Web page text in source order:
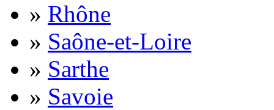
» Rhône
» Saône-et-Loire
» Sarthe
» Savoie